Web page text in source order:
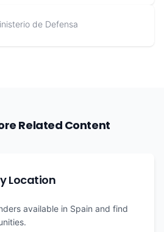
de Defensa
Related Content
Location
available in Spain and find